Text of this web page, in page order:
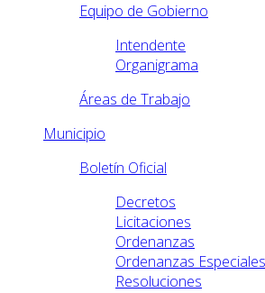
Equipo de Gobierno
Intendente
Organigrama
Áreas de Trabajo
Municipio
Boletín Oficial
Decretos
Licitaciones
Ordenanzas
Ordenanzas Especiales
Resoluciones